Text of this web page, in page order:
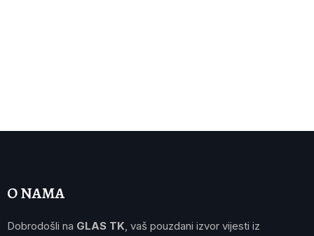
O NAMA
Dobrodošli na GLAS TK , vaš pouzdani izvor vijesti iz